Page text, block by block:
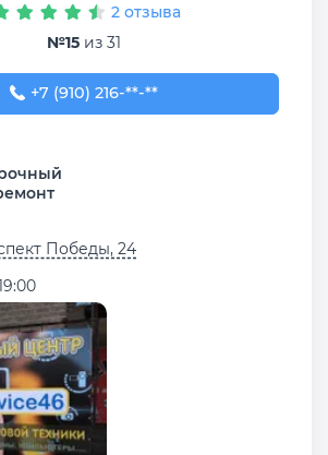
2 отзыва
№15 из 31
+7 (910) 216-92-23
+7 (910) 216-**-**
Победы, 24